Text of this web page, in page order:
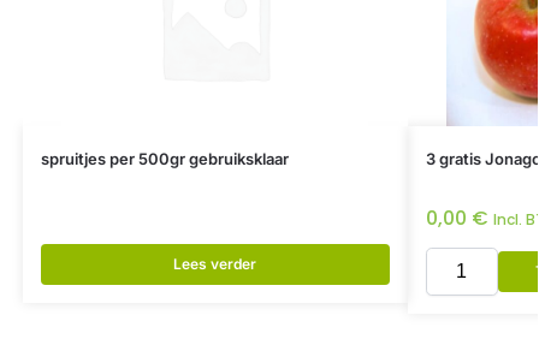
spruitjes per 500gr gebruiksklaar
Lees verder
3 gratis
0,00 € Incl.